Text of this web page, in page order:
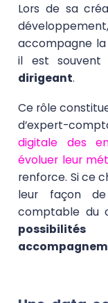
Lors de sa
accompagne la
il est souvent
dirigeant.
Ce rôle
d’expert-
digitale des
évoluer leur
renforce. Si ce
leur façon
comptable du